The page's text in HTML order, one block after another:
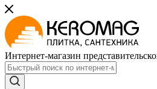
Интернет-магазин